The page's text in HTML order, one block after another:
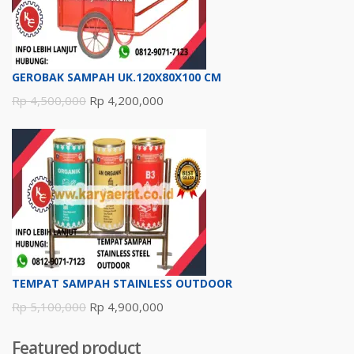
GEROBAK SAMPAH UK.120X80X100 CM
Rp4,500,000 Harga
adalah:
Rp 4,500,000.
Rp 4,200,000
ini
adalah:
Rp 4,200,000.
TEMPAT SAMPAH STAINLESS OUTDOOR
Rp5,100,000 Harga
adalah:
Rp 4,900,000
Featured product